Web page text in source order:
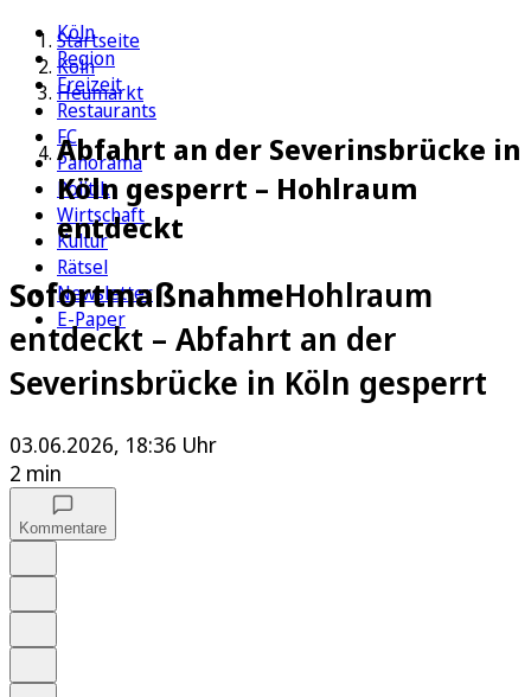
Köln
Region
Freizeit
Restaurants
FC
Panorama
Politik
Wirtschaft
Kultur
Rätsel
Newsletter
E-Paper
Startseite
Köln
Heumarkt
Abfahrt an der Severinsbrücke in
Köln gesperrt – Hohlraum
entdeckt
SofortmaßnahmeHohlraum
entdeckt – Abfahrt an der
Severinsbrücke in Köln gesperrt
03.06.2026, 18:36 Uhr
2 min
Kommentare